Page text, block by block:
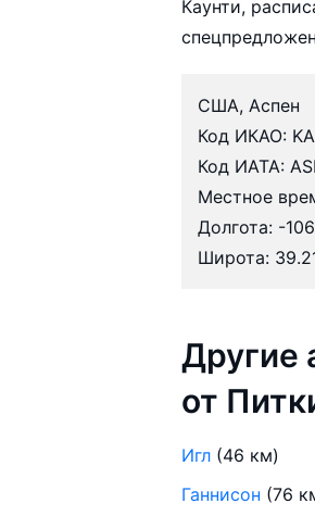
Каунти,
США, Аспен
Код ИКАО:
Код ИАТА:
Местное
Долгота: -
Широта:
Другие
от
Игл (46 км)
Ганнисон (76